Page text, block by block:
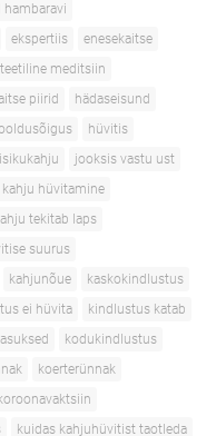
ekspertiis
enesekaitse
meditsiin
piirid
hädaseisund
hüvitis
isikukahju
jooksis vastu ust
kahju hüvitamine
tekitab laps
suurus
kahjunõue
kaskokindlustus
ei hüvita
kindlustus katab
kodukindlustus
koerterünnak
kuidas kahjuhüvitist taotleda